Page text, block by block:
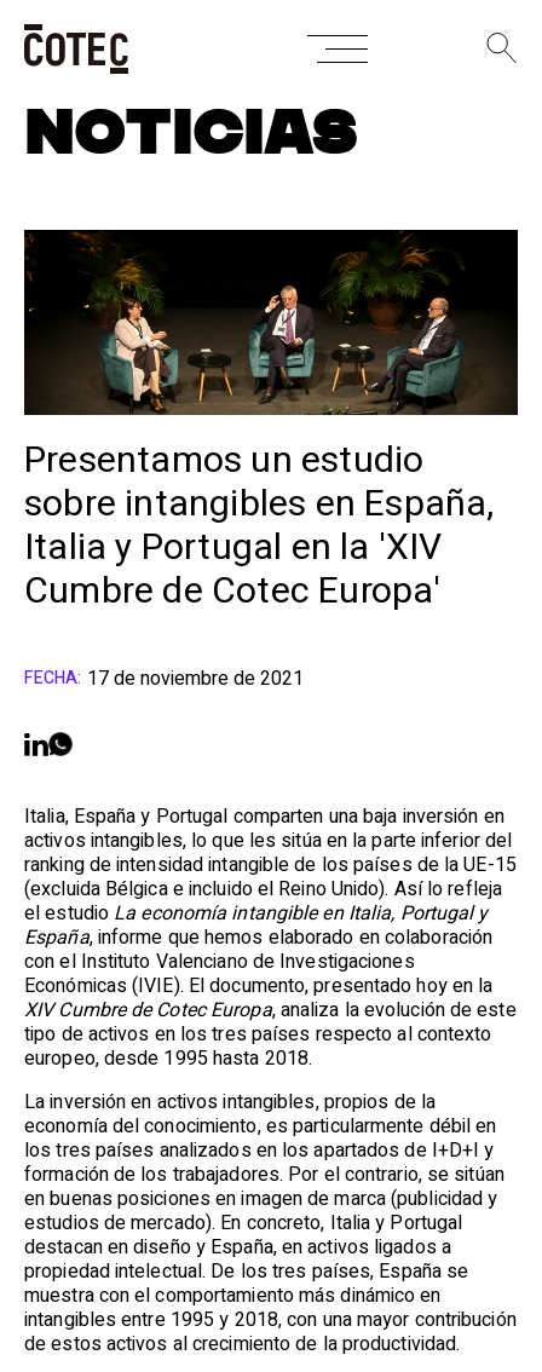
Skip
contentNOTICIAS
Presentamos un estudio
sobre intangibles en España,
Italia y Portugal en la 'XIV
Cumbre de Cotec Europa'
FECHA: 17 de noviembre de 2021
Italia, España y Portugal comparten una baja inversión en
activos intangibles, lo que les sitúa en la parte inferior del
ranking de intensidad intangible de los países de la UE-15
(excluida Bélgica e incluido el Reino Unido). Así lo refleja
el estudio La economía intangible en Italia, Portugal y
España,informe que hemos elaborado en colaboración
con el Instituto Valenciano de Investigaciones
Económicas (IVIE). El documento, presentado hoy en la
XIV Cumbre de Cotec Europa, analiza la evolución de este
tipo de activos en los tres países respecto al contexto
europeo, desde 1995 hasta 2018.
La inversión en activos intangibles, propios de la
economía del conocimiento, es particularmente débil en
los tres países analizados en los apartados de I+D+I y
formación de los trabajadores. Por el contrario, se sitúan
en buenas posiciones en imagen de marca (publicidad y
estudios de mercado). En concreto, Italia y Portugal
destacan en diseño y España, en activos ligados a
propiedad intelectual. De los tres países, España se
muestra con el comportamiento más dinámico en
intangibles entre 1995 y 2018, con una mayor contribución
de estos activos al crecimiento de la productividad.